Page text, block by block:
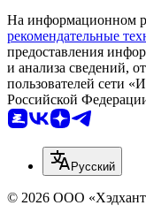
На информационном
рекомендательные
предоставления
и анализа сведений,
пользователей сети
Российской
Русский
© 2026 ООО